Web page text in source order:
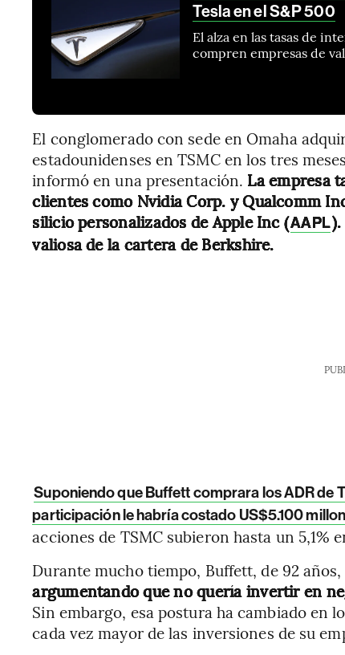
Tesla en el S&P 500
El alza en las tasas de
compren empresas de
El conglomerado con sede en Omaha
estadounidenses en TSMC en los tres
informó en una presentación. La empresa
clientes como Nvidia Corp. y Qualcomm
silicio personalizados de Apple Inc (AAPL
valiosa de la cartera de Berkshire.
Suponiendo que Buffett comprara los ADR de
participación le habría costado US$5.100
acciones de TSMC subieron hasta un 5,1%
Durante mucho tiempo, Buffett, de 92 años,
argumentando que no quería invertir en
Sin embargo, esa postura ha cambiado en
cada vez mayor de las inversiones de su